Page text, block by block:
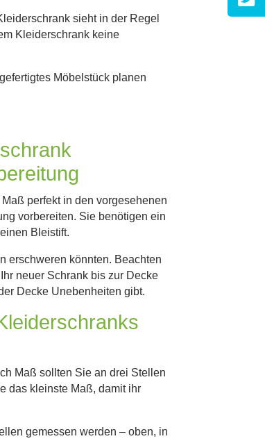
sieht in der Regel
Kleiderschrank keine
Möbelstück planen
perfekt in den vorgesehenen
vorbereiten. Sie benötigen ein
Bleistift.
erschweren könnten. Beachten
neuer Schrank bis zur Decke
Decke Unebenheiten gibt.
Maß sollten Sie an drei Stellen
das kleinste Maß, damit ihr
gemessen werden – oben, in